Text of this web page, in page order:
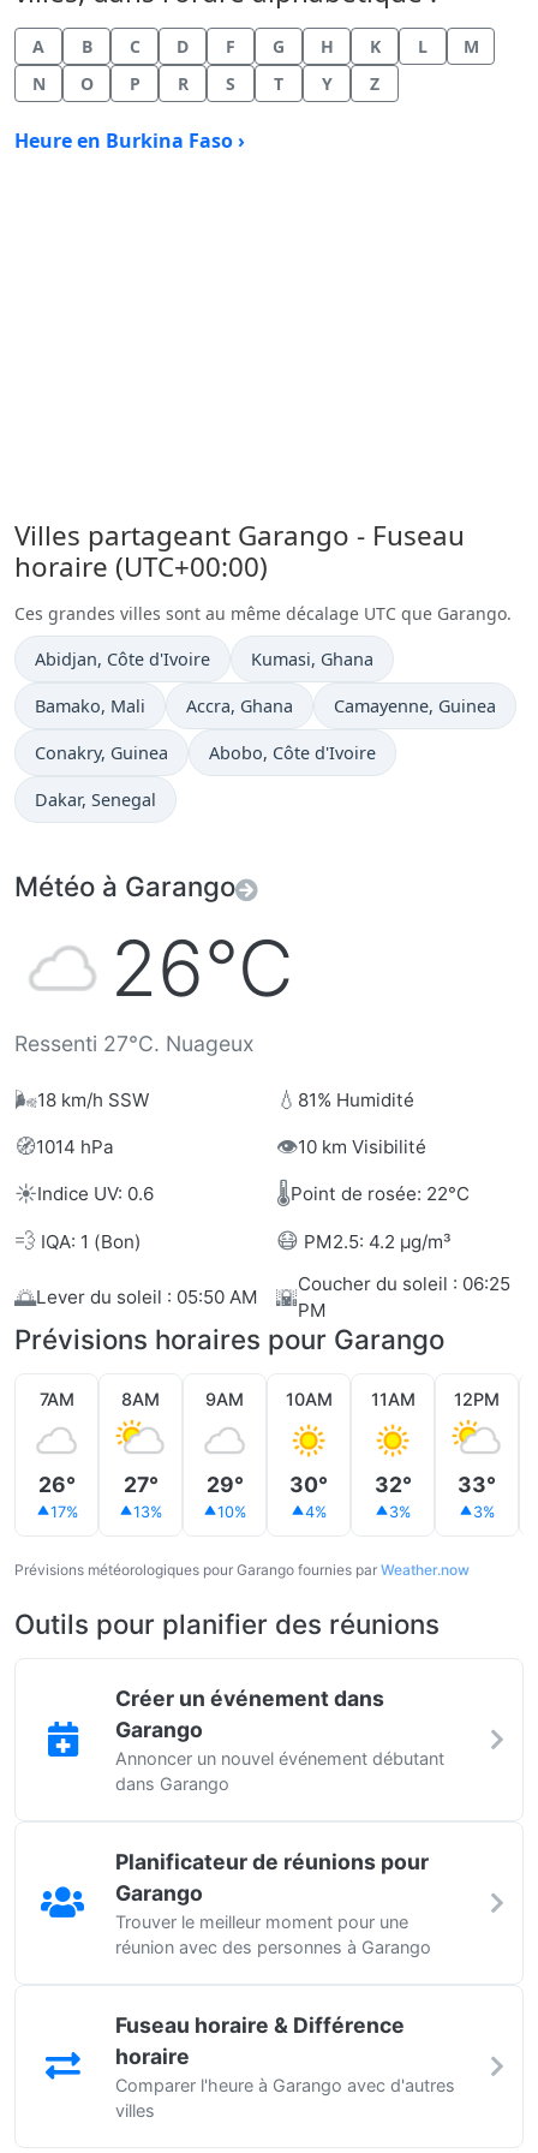
A B C D F G H K L
M
N
O P R S T Y Z
Heure en Burkina Faso ›
Villes partageant Garango - Fuseau
horaire (UTC+00:00)
Ces grandes villes sont au même décalage UTC que Garango.
Heure actuelle à
Abidjan, Côte d'Ivoire Heure actuelle à
Kumasi, Ghana
Heure actuelle à
Bamako, Mali Heure actuelle à
Accra, Ghana Heure actuelle à
Camayenne, Guinea
Heure actuelle à
Conakry, Guinea Heure actuelle à
Abobo, Côte d'Ivoire
Heure actuelle à
Dakar, Senegal
Météo à Garango
26°C
Ressenti 27°C. Nuageux
🌬️18 km/h SSW 💧 81% Humidité
🧭1014 hPa 👁️10 km Visibilité
☀️Indice UV: 0.6 🌡️Point de rosée: 22°C
💨 IQA: 1 (Bon) 😷 PM2.5: 4.2 µg/m³
🌅Lever du soleil : 05:50 AM 🌇Coucher du soleil : 06:25
PM
Prévisions horaires pour Garango
7AM
26°
17%
8AM
27°
13%
9AM
29°
10%
10AM
30°
4%
11AM
32°
3%
12PM
33°
3%
Prévisions météorologiques pour Garango fournies par Weather.now
Outils pour planifier des réunions
Créer un événement dans
Garango
Annoncer un nouvel événement débutant
dans Garango
Planificateur de réunions pour
Garango
Trouver le meilleur moment pour une
réunion avec des personnes à Garango
Fuseau horaire & Différence
horaire
Comparer l'heure à Garango avec d'autres
villes